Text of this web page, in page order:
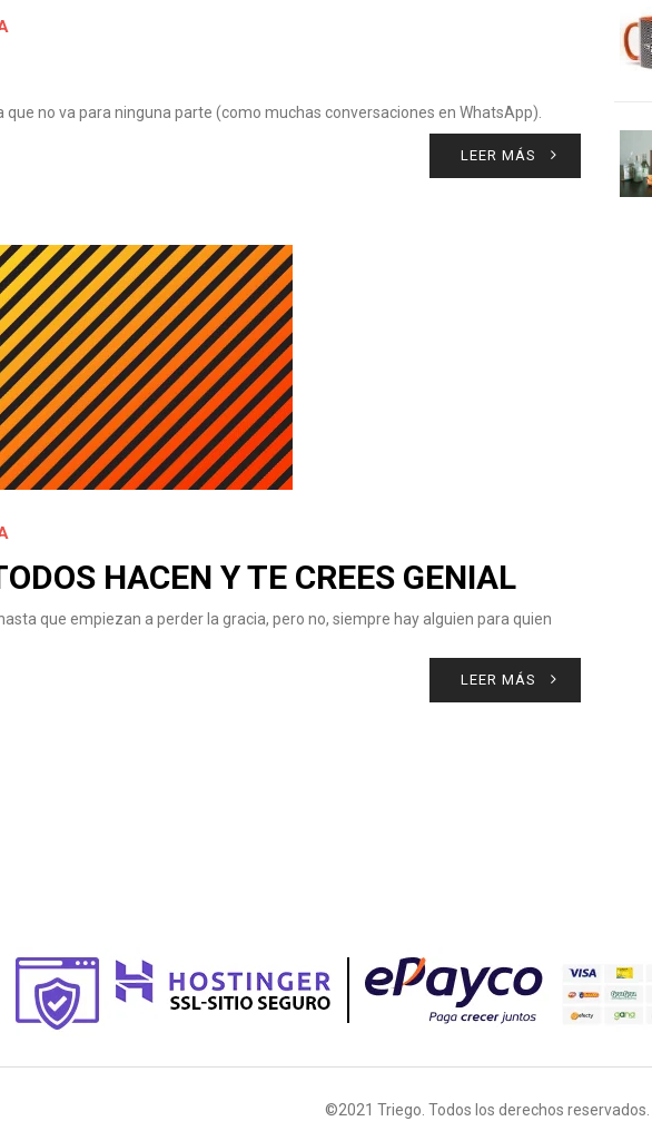
no va para ninguna parte (como muchas conversaciones en WhatsApp).
LEER MÁS
HACEN Y TE CREES GENIAL
que empiezan a perder la gracia, pero no, siempre hay alguien para quien
LEER MÁS
©2021 Triego. Todos los derechos reservados. |